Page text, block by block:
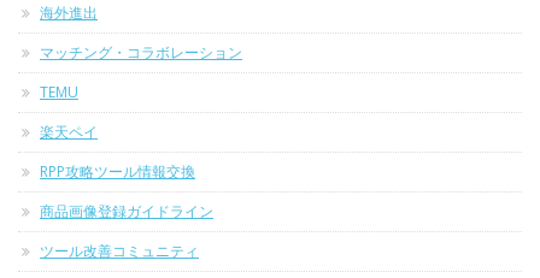
海外進出
マッチング・コラボレーション
TEMU
楽天ペイ
RPP攻略ツール情報交換
商品画像登録ガイドライン
ツール改善コミュニティ